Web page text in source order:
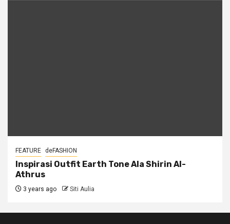
FEATURE deFASHION
Inspirasi Outfit Earth Tone Ala Shirin Al-
Athrus
3 years ago Siti Aulia